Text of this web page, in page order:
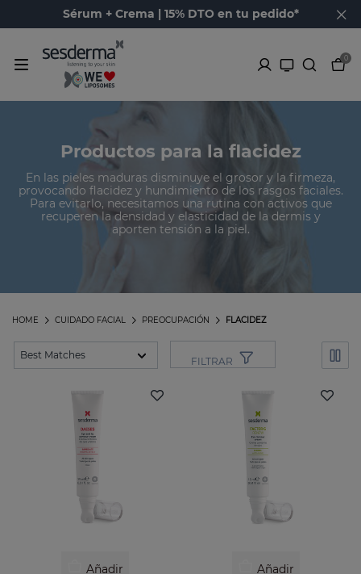
Sérum + Crema | 15% DTO en tu pedido*
0
Productos para la flacidez
En las pieles maduras disminuye el grosor y la firmeza,
provocando flacidez y hundimiento de los rasgos faciales.
Para evitarlo, necesitamos una rutina con activos que
recuperen la densidad y elasticidad de la dermis y
aporten tensión a la piel.
FLACIDEZ
PREOCUPACIÓN
CUIDADO FACIAL
HOME
FILTRAR
Añadir Añadir